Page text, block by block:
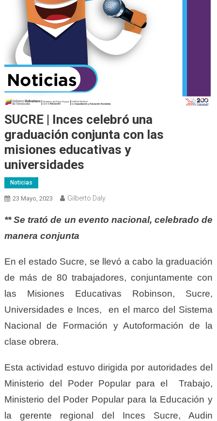
SUCRE | Inces celebró una
graduación conjunta con las
misiones educativas y
universidades
Noticias
23 Mayo, 2023 Gilberto Daly
** Se trató de un evento nacional, celebrado de
manera conjunta
En el estado Sucre, se llevó a cabo la graduación
de más de 80 trabajadores, conjuntamente con
las Misiones Educativas Robinson, Sucre,
Universidades e Inces, en el marco del Sistema
Nacional de Formación y Autoformación de la
clase obrera.
Esta actividad estuvo dirigida por autoridades del
Ministerio del Poder Popular para el Trabajo,
Ministerio del Poder Popular para la Educación y
la gerente regional del Inces Sucre, Audin